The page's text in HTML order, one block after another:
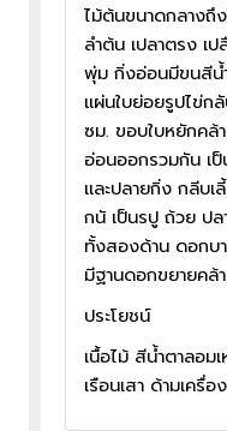
ไม้ต้นขนาดกลาง
ลำต้น เปลาตรง เ
พุ่ม กิ่งอ่อนมีขนสีน้
แผ่นใบย่อยรูปไข่
ซม. ขอบใบหยักคล้
อ่อนออกรวมกัน เ
และปลายกิ่ง กลีบ
กนั เป็นรปู ถ้วย ป
ทั้งสองด้าน ดอกบ
มีฐานดอกขยายคล้
ประโยชน์
เนื้อไม้ สีน้ำตาลอม
เรือนเสา ด้ามเครื่